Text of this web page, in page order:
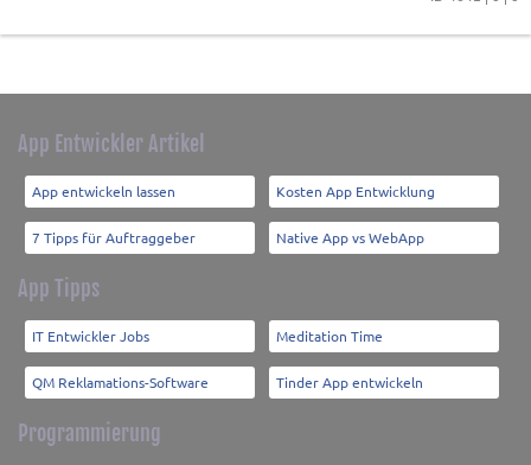
App Entwickler Artikel
App entwickeln lassen Kosten App Entwicklung
7 Tipps für Auftraggeber Native App vs WebApp
App Tipps
IT Entwickler Jobs Meditation Time
QM Reklamations-Software Tinder App entwickeln
Programmierung